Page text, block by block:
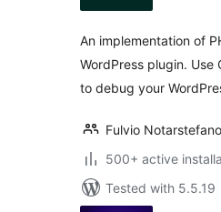
An implementation of
WordPress plugin. Use
to debug your
Fulvio Notarstefano
500+ active
Tested with 5.5.19